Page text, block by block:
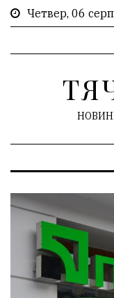
Четвер, 06